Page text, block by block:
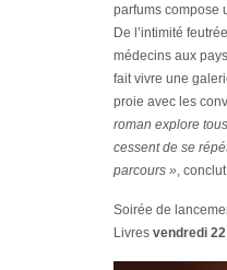
parfums compose
De l’intimité
médecins aux
fait vivre une
proie avec les
roman explore
cessent de se
parcours »,
Soirée de
Livres vendredi